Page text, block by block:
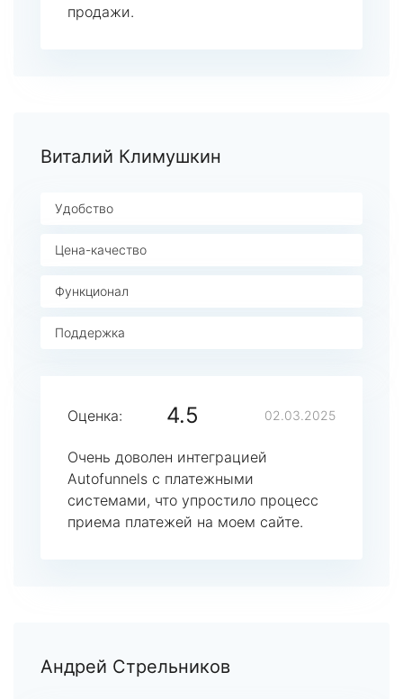
продажи.
Виталий Климушкин
Удобство
Цена-качество
Функционал
Поддержка
Оценка: 4.5 02.03.2025
Очень доволен интеграцией
Autofunnels с платежными
системами, что упростило процесс
приема платежей на моем сайте.
Андрей Стрельников